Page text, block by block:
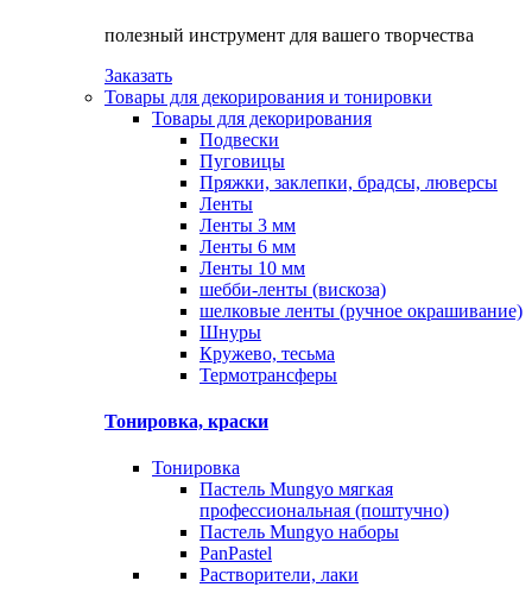
полезный инструмент для вашего творчества
Заказать
Товары для декорирования и тонировки
Товары для декорирования
Подвески
Пуговицы
Пряжки, заклепки, брадсы, люверсы
Ленты
Ленты 3 мм
Ленты 6 мм
Ленты 10 мм
шебби-ленты (вискоза)
шелковые ленты (ручное окрашивание)
Шнуры
Кружево, тесьма
Термотрансферы
Тонировка, краски
Тонировка
Пастель Mungyo мягкая
профессиональная (поштучно)
Пастель Mungyo наборы
PanPastel
Растворители, лаки